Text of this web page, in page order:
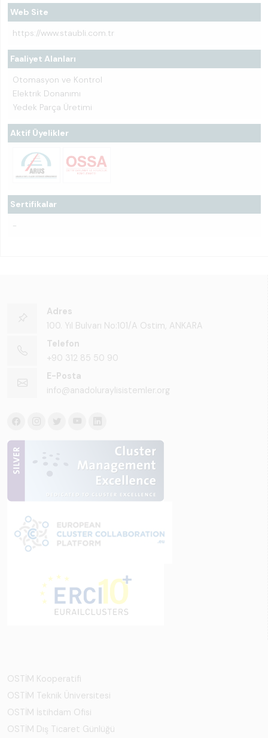
Web Site
https://www.staubli.com.tr
Faaliyet Alanları
Otomasyon ve Kontrol
Elektrik Donanımı
Yedek Parça Üretimi
Aktif Üyelikler
Sertifikalar
-
Adres
100. Yıl Bulvarı No:101/A Ostim, ANKARA
Telefon
+90 312 85 50 90
E-Posta
info@anadoluraylisistemler.org
OSTİM Kooperatifi
OSTİM Teknik Üniversitesi
OSTİM İstihdam Ofisi
OSTİM Dış Ticaret Günlüğü